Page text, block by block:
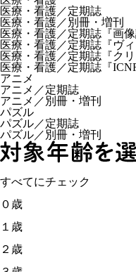
医療・看護／定期誌
医療・看護／別冊・増刊
医療・看護／定期誌『画像
医療・看護／定期誌『ヴ
医療・看護／定期誌『ク
医療・看護／定期誌『
アニメ
アニメ／定期誌
アニメ／別冊・増刊
パズル
パズル／定期誌
パズル／別冊・増刊
すべてにチェック
０歳
１歳
２歳